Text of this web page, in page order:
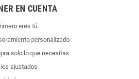
EN CUENTA
eres tú
personalizado
solo lo que necesitas
ajustados